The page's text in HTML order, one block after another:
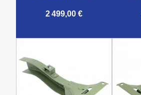
2 499,00 €